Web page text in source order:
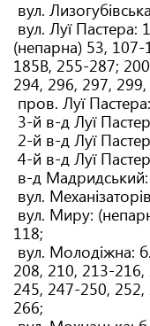
вул.
вул. Луї
(непарна) 53,
185В, 255-287;
294, 296, 297,
пров. Луї
3-й в-д Луї
2-й в-д Луї
4-й в-д Луї
в-д
вул.
вул. Миру:
118;
вул. Молодіжна:
208, 210, 213-
245, 247-250,
266;